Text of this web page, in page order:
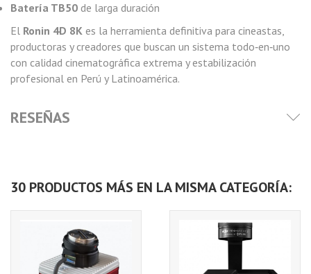
Batería TB50 de larga duración
El Ronin 4D 8K es la herramienta definitiva para cineastas,
productoras y creadores que buscan un sistema todo‑en‑uno
con calidad cinematográfica extrema y estabilización
profesional en Perú y Latinoamérica.
RESEÑAS
30 PRODUCTOS MÁS EN LA MISMA CATEGORÍA: